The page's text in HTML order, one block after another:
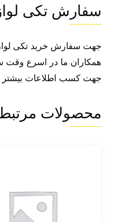
سفارش تکی
جهت سفارش خرید تکی لوازم عید شما میتوانید با شماره
همکاران ما در اسرع وقت
جهت کسب اطلاعات بیشتر
محصولات